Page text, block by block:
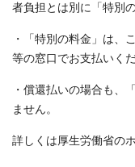
者負担とは別に「特別
・「特別の料金」は、
等の窓口でお支払いくだ
・償還払いの場合も、
ません。
詳しくは厚生労働省の